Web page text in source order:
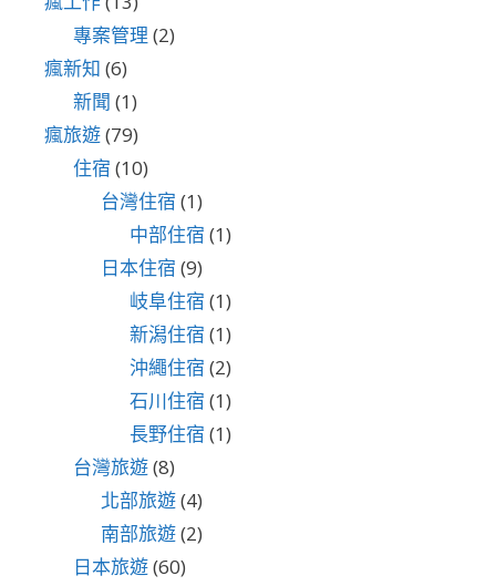
專案管理 (2)
瘋新知 (6)
新聞 (1)
瘋旅遊(79)
住宿 (10)
台灣住宿 (1)
中部住宿 (1)
日本住宿 (9)
岐阜住宿 (1)
新潟住宿 (1)
沖繩住宿 (2)
石川住宿 (1)
長野住宿 (1)
台灣旅遊(8)
北部旅遊(4)
南部旅遊(2)
日本旅遊(60)